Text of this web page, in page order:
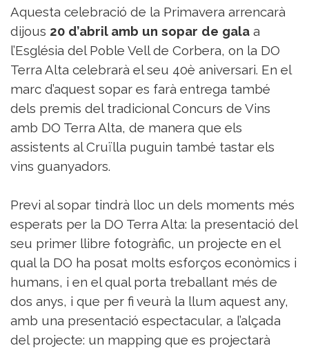
Aquesta celebració de la Primavera arrencarà
dijous 20 d’abril amb un sopar de gala a
l’Església del Poble Vell de Corbera, on la DO
Terra Alta celebrarà el seu 40è aniversari. En el
marc d’aquest sopar es farà entrega també
dels premis del tradicional Concurs de Vins
amb DO Terra Alta, de manera que els
assistents al Cruïlla puguin també tastar els
vins guanyadors.
Previ al sopar tindrà lloc un dels moments més
esperats per la DO Terra Alta: la presentació del
seu primer llibre fotogràfic, un projecte en el
qual la DO ha posat molts esforços econòmics i
humans, i en el qual porta treballant més de
dos anys, i que per fi veurà la llum aquest any,
amb una presentació espectacular, a l’alçada
del projecte: un mapping que es projectarà